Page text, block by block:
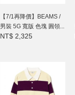
【7/1再降價】BEAMS /
男裝 5G 寬版 色塊 圓領...
NT$ 2,325